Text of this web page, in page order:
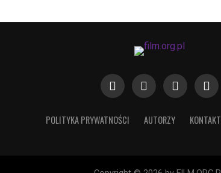
POLITYKA PRYWATNOŚCI AUTORZY KONTAKT